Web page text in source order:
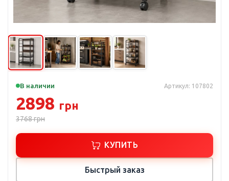
В наличии Артикул: 107802
2898 грн
3768грн
КУПИТЬ
Быстрый заказ